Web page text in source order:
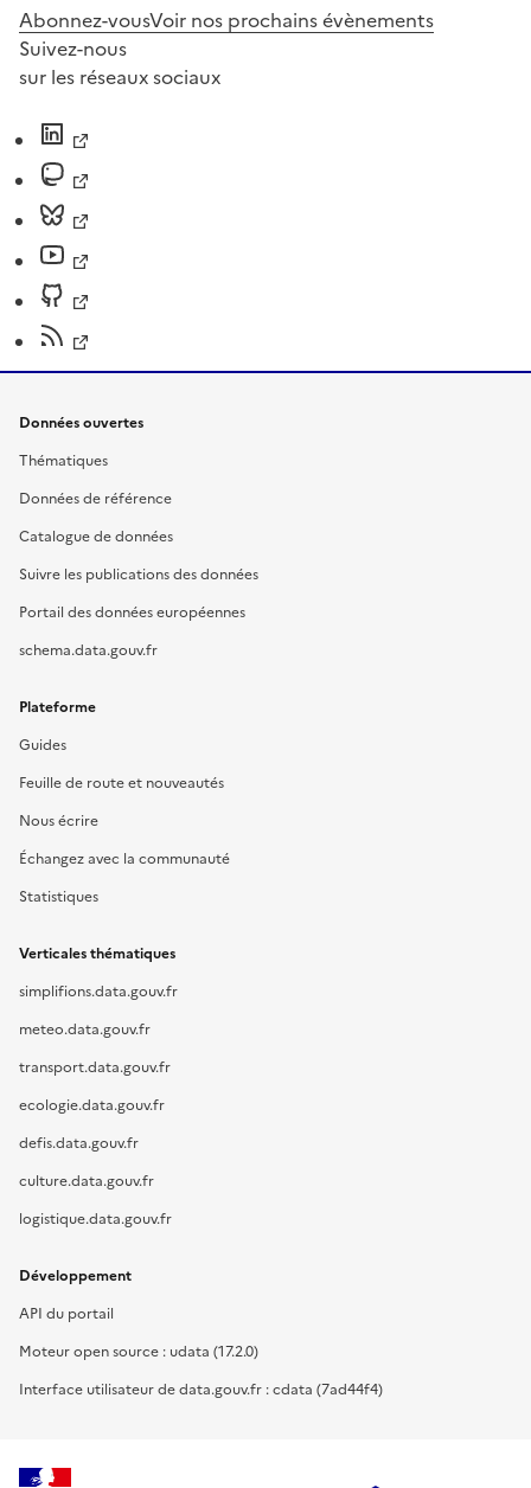
Abonnez-vousVoir nos prochains évènements
Suivez-nous
sur les réseaux sociaux
Données ouvertes
Thématiques
Données de référence
Catalogue de données
Suivre les publications des données
Portail des données européennes
schema.data.gouv.fr
Plateforme
Guides
Feuille de route et nouveautés
Nous écrire
Échangez avec la communauté
Statistiques
Verticales thématiques
simplifions.data.gouv.fr
meteo.data.gouv.fr
transport.data.gouv.fr
ecologie.data.gouv.fr
defis.data.gouv.fr
culture.data.gouv.fr
logistique.data.gouv.fr
Développement
API du portail
Moteur open source : udata (17.2.0)
Interface utilisateur de data.gouv.fr : cdata (7ad44f4)